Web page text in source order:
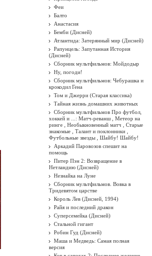
Феи
Балто
Анастасия
Бемби (Дисней)
Атлантида: Затерянный мир (Дисней)
Рапунцель: Запутанная История
(Дисней)
Сборник мультфильмов: Мойдодыр
Ну, погоди!
Сборник мультфильмов: Чебурашка и
крокодил Гена
Том и Джерри (Старая классика)
Тайная жизнь домашних животных
Сборник мультфильмов Про футбол,
хоккей и ...: Матч-реванш , Метеор на
ринге , Необыкновенный матч , Старые
знакомые , Талант и поклонники ,
Футбольные звезды , Шайбу! Шайбу!
Аркадий Паровозов спешит на
помощь
Питер Пэн 2: Возвращение в
Нетландию (Дисней)
Незнайка на Луне
Сборник мультфильмов. Вовка в
Тридевятом царстве
Король Лев (Дисней, 1994)
Райя и последний дракон
Суперсемейка (Дисней)
Стальной гигант
Робин Гуд (Дисней)
Маша и Медведь: Самая полная
версия